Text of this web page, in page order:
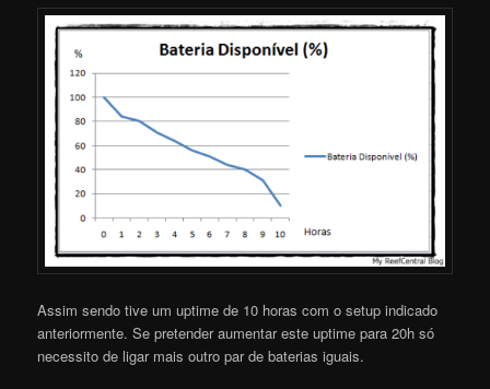
Assim sendo tive um uptime de 10 horas com o setup indicado
anteriormente. Se pretender aumentar este uptime para 20h só
necessito de ligar mais outro par de baterias iguais.